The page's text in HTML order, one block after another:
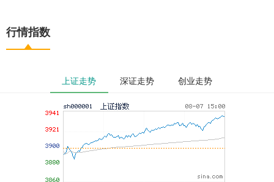
行情指数
上证走势 深证走势 创业走势